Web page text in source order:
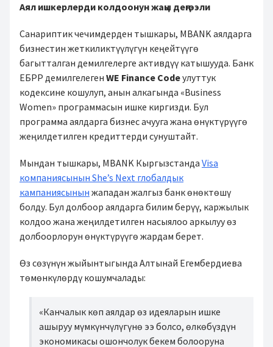
Аял ишкерлерди колдоонун жаңы деңгээли
Санариптик чечимдерден тышкары, MBANK аялдарга
бизнестин жеткиликтүүлүгүн кеңейтүүгө
багытталган демилгелерге активдүү катышууда. Банк
ЕБРР демилгелеген WE Finance Codeулуттук
кодексине кошулуп, анын алкагында «Business
Women» программасын ишке киргизди. Бул
программа аялдарга бизнес ачууга жана өнүктүрүүгө
жеңилдетилген кредиттерди сунуштайт.
Мындан тышкары, MBANK Кыргызстанда Visa
компаниясынын She’s Next глобалдык
кампаниясынын жападан жалгыз банк өнөктөшү
болду. Бул долбоор аялдарга билим берүү, каржылык
колдоо жана жеңилдетилген насыялоо аркылуу өз
долбоорлорун өнүктүрүүгө жардам берет.
Өз сөзүнүн жыйынтыгында Алтынай Егембердиева
төмөнкүлөрдү кошумчалады:
«Канчалык көп аялдар өз идеяларын ишке
ашыруу мүмкүнчүлүгүнө ээ болсо, өлкөбүздүн
экономикасы ошончолук бекем болооруна